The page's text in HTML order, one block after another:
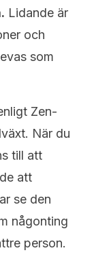
Lidande är
och
som
Zen-
När du
till att
att
se den
någonting
person.